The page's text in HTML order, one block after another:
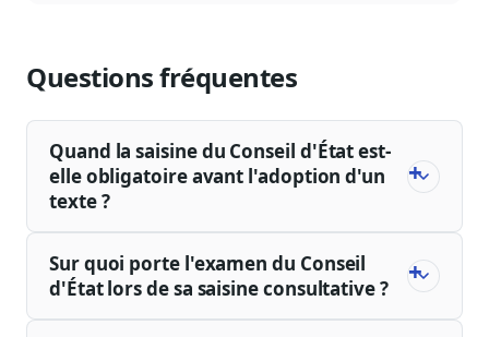
Questions fréquentes
Quand la saisine du Conseil d'État est-
elle obligatoire avant l'adoption d'un
texte ?
Sur quoi porte l'examen du Conseil
d'État lors de sa saisine consultative ?